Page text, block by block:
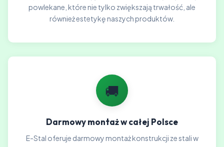
powlekane, które nie tylko zwiększają trwałość, ale
również estetykę naszych produktów.
🚚
Darmowy montaż w całej Polsce
E-Stal oferuje darmowy montaż konstrukcji ze stali w